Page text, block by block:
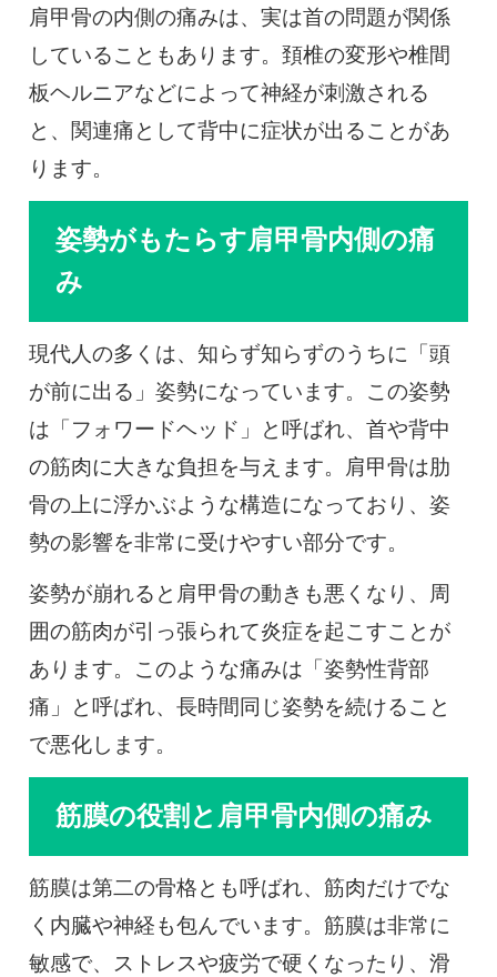
肩甲骨の内側の痛みは、実は首の問題が関係
していることもあります。頚椎の変形や椎間
板ヘルニアなどによって神経が刺激される
と、関連痛として背中に症状が出ることがあ
ります。
姿勢がもたらす肩甲骨内側の痛
み
現代人の多くは、知らず知らずのうちに「頭
が前に出る」姿勢になっています。この姿勢
は「フォワードヘッド」と呼ばれ、首や背中
の筋肉に大きな負担を与えます。肩甲骨は肋
骨の上に浮かぶような構造になっており、姿
勢の影響を非常に受けやすい部分です。
姿勢が崩れると肩甲骨の動きも悪くなり、周
囲の筋肉が引っ張られて炎症を起こすことが
あります。このような痛みは「姿勢性背部
痛」と呼ばれ、長時間同じ姿勢を続けること
で悪化します。
筋膜の役割と肩甲骨内側の痛み
筋膜は第二の骨格とも呼ばれ、筋肉だけでな
く内臓や神経も包んでいます。筋膜は非常に
敏感で、ストレスや疲労で硬くなったり、滑